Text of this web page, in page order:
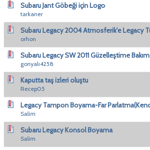
Subaru Jant Göbeği için Logo
tarkaner
Subaru Legacy 2004 Atmosferik'e Legacy
orhon
Subaru Legacy SW 2011 Güzelleştime Bakım
gonyalı4258
Kaputta taş izleri oluştu
Recep05
Legacy Tampon Boyama-Far
Salim
Subaru Legacy Konsol Boyama
Salim